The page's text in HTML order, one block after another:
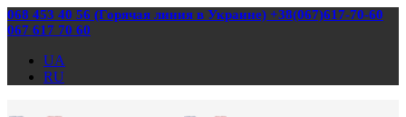
068 453 40 56 (Горячая линия в Украине) +38(067)617-70-60
067 617 70 60
UA
RU